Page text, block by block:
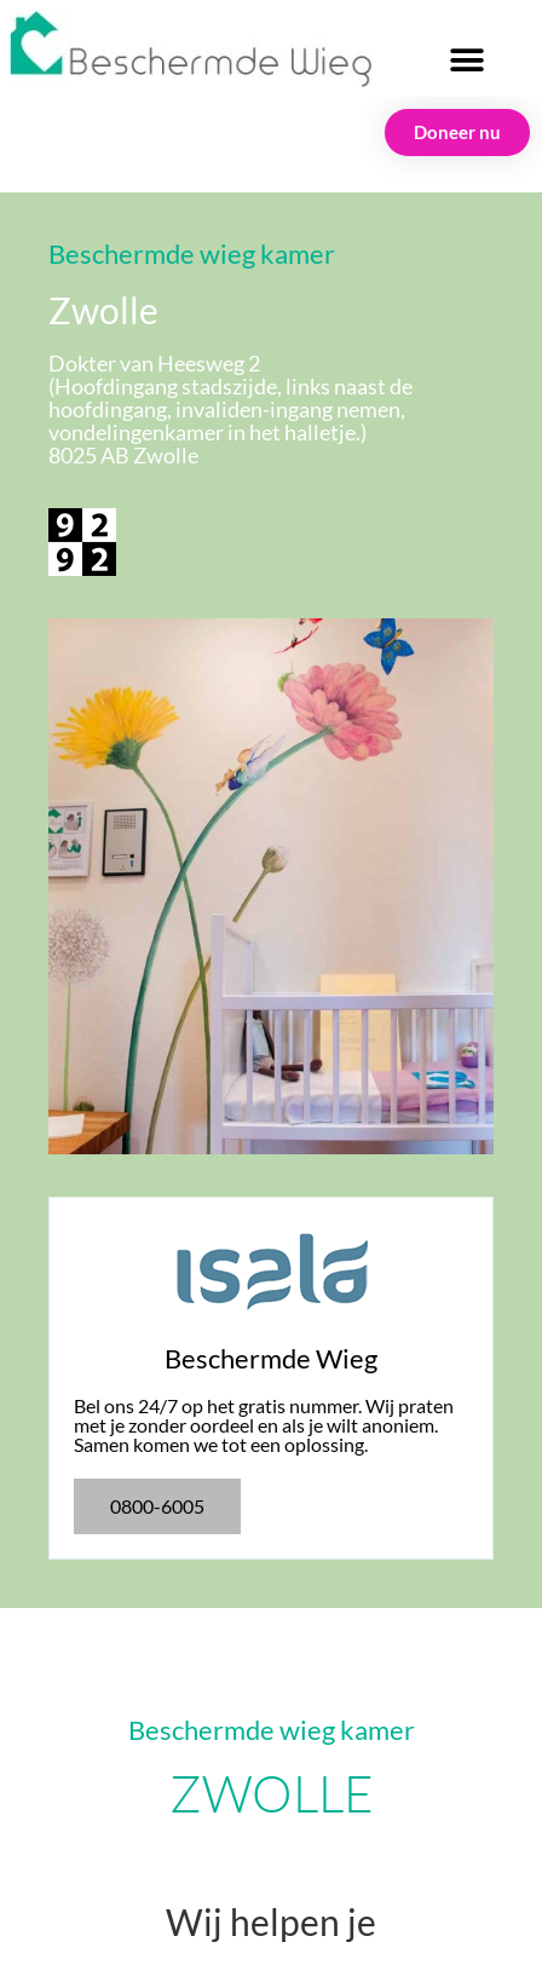
Doneer nu
Beschermde wieg kamer
Zwolle
Dokter van Heesweg 2
(Hoofdingang stadszijde, links naast de
hoofdingang, invaliden-ingang nemen,
vondelingenkamer in het halletje.)
8025 AB Zwolle
Beschermde Wieg
Bel ons 24/7 op het gratis nummer. Wij praten
met je zonder oordeel en als je wilt anoniem.
Samen komen we tot een oplossing.
0800-6005
Beschermde wieg kamer
ZWOLLE
Wij helpen je